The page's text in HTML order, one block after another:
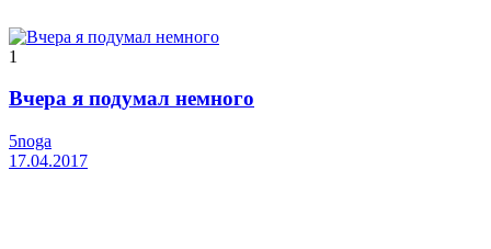
1
Вчера я подумал немного
5noga
17.04.2017